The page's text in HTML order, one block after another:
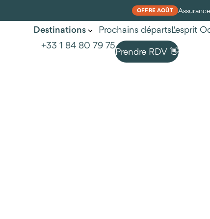
OFFRE AOÛT
Destinations Prochains départsL'esprit
+33 1 84 80 79 75Prendre RDV 👋